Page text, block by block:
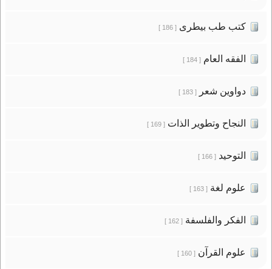
كتب طب بيطرى[ 186 ]
الفقه العام[ 184 ]
دواوين شعر[ 183 ]
النجاح وتطوير الذات[ 169 ]
التوحيد[ 166 ]
علوم لغة[ 163 ]
الفكر والفلسفة[ 162 ]
علوم القرآن[ 160 ]